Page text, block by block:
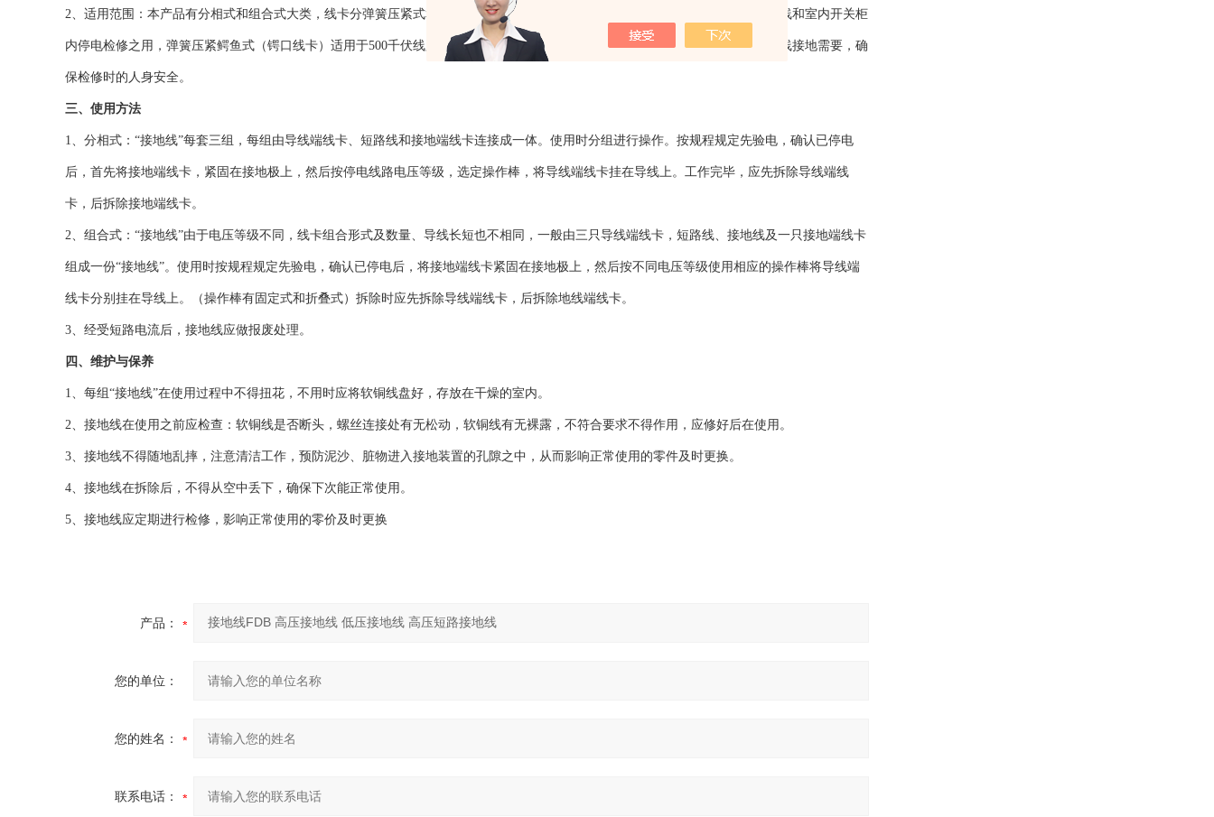
2、适用范围：本产品有分相式和组合式大类，线卡分弹簧压紧式和螺旋式两大类。其中螺旋压紧式的平口线卡适用于铜、铝排母线和室内开关柜
内停电检修之用，弹簧压紧鳄鱼式（锷口线卡）适用于500千伏线路停电检修之用。其余线卡接口直径适应不同额定短路电流的导线接地需要，确
保检修时的人身安全。
三、使用方法
1、分相式：“接地线”每套三组，每组由导线端线卡、短路线和接地端线卡连接成一体。使用时分组进行操作。按规程规定先验电，确认已停电
后，首先将接地端线卡，紧固在接地极上，然后按停电线路电压等级，选定操作棒，将导线端线卡挂在导线上。工作完毕，应先拆除导线端线
卡，后拆除接地端线卡。
2、组合式：“接地线”由于电压等级不同，线卡组合形式及数量、导线长短也不相同，一般由三只导线端线卡，短路线、接地线及一只接地端线卡
组成一份“接地线”。使用时按规程规定先验电，确认已停电后，将接地端线卡紧固在接地极上，然后按不同电压等级使用相应的操作棒将导线端
线卡分别挂在导线上。（操作棒有固定式和折叠式）拆除时应先拆除导线端线卡，后拆除地线端线卡。
3、经受短路电流后，接地线应做报废处理。
四、维护与保养
1、每组“接地线”在使用过程中不得扭花，不用时应将软铜线盘好，存放在干燥的室内。
2、接地线在使用之前应检查：软铜线是否断头，螺丝连接处有无松动，软铜线有无裸露，不符合要求不得作用，应修好后在使用。
3、接地线不得随地乱摔，注意清洁工作，预防泥沙、脏物进入接地装置的孔隙之中，从而影响正常使用的零件及时更换。
4、接地线在拆除后，不得从空中丢下，确保下次能正常使用。
5、接地线应定期进行检修，影响正常使用的零价及时更换
产品：
您的单位：
您的姓名：
联系电话：